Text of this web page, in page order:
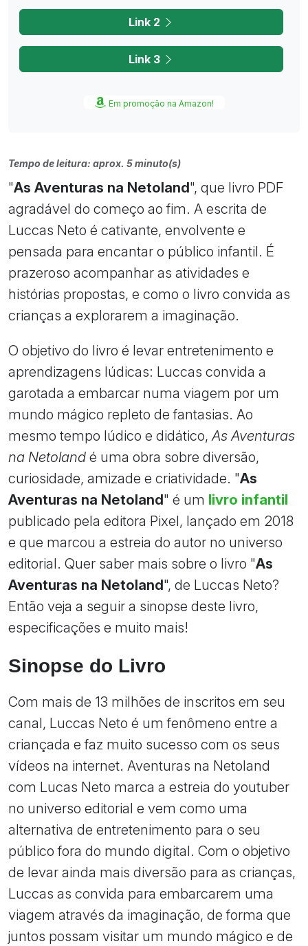
Link 2
Link 3
Em promoção na Amazon!
Tempo de leitura: aprox. 5 minuto(s)
"As Aventuras na Netoland", que livro PDF
agradável do começo ao fim. A escrita de
Luccas Neto é cativante, envolvente e
pensada para encantar o público infantil. É
prazeroso acompanhar as atividades e
histórias propostas, e como o livro convida as
crianças a explorarem a imaginação.
O objetivo do livro é levar entretenimento e
aprendizagens lúdicas: Luccas convida a
garotada a embarcar numa viagem por um
mundo mágico repleto de fantasias. Ao
mesmo tempo lúdico e didático,As Aventuras
na Netoland é uma obra sobre diversão,
curiosidade, amizade e criatividade. "As
Aventuras na Netoland" é um livro infantil
publicado pela editora Pixel, lançado em 2018
e que marcou a estreia do autor no universo
editorial. Quer saber mais sobre o livro "As
Aventuras na Netoland", de Luccas Neto?
Então veja a seguir a sinopse deste livro,
especificações e muito mais!
Sinopse do Livro
Com mais de 13 milhões de inscritos em seu
canal, Luccas Neto é um fenômeno entre a
criançada e faz muito sucesso com os seus
vídeos na internet. Aventuras na Netoland
com Lucas Neto marca a estreia do youtuber
no universo editorial e vem como uma
alternativa de entretenimento para o seu
público fora do mundo digital. Com o objetivo
de levar ainda mais diversão para as crianças,
Luccas as convida para embarcarem uma
viagem através da imaginação, de forma que
juntos possam visitar um mundo mágico e de